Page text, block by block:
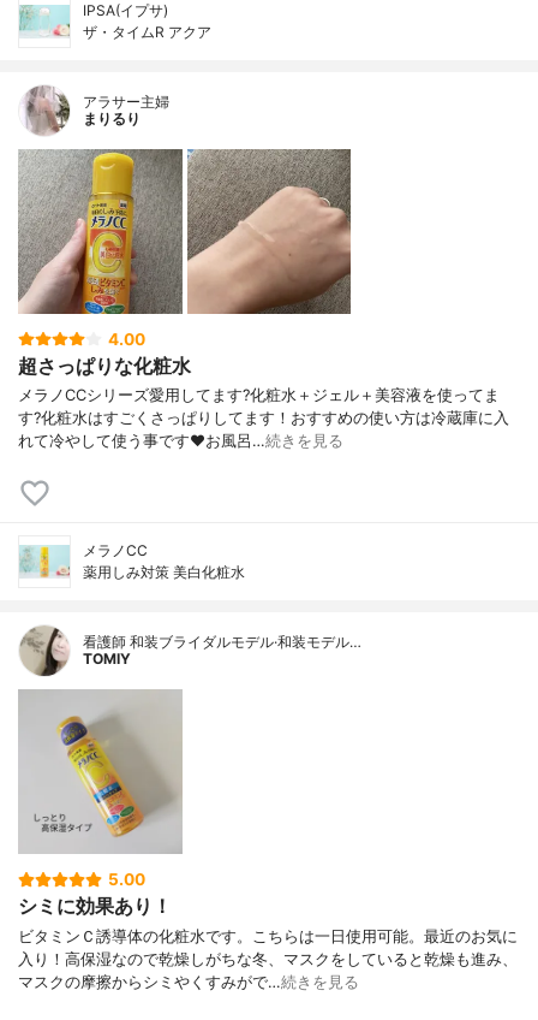
IPSA(イプサ)
ザ・タイムR アクア
アラサー主婦
まりるり
4.00
超さっぱりな化粧水
メラノCCシリーズ愛用してます?化粧水＋ジェル＋美容液を使ってま
す?化粧水はすごくさっぱりしてます！おすすめの使い方は冷蔵庫に入
れて冷やして使う事です❤️お風呂…続きを見る
メラノCC
薬用しみ対策 美白化粧水
看護師 和装ブライダルモデル·和装モデル…
TOMIY
5.00
シミに効果あり！
ビタミンＣ誘導体の化粧水です。こちらは一日使用可能。最近のお気に
入り！高保湿なので乾燥しがちな冬、マスクをしていると乾燥も進み、
マスクの摩擦からシミやくすみがで…続きを見る